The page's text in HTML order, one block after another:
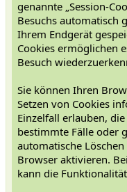
genannte „Session-
Besuchs automatisch
Ihrem Endgerät
Cookies ermöglichen
Besuch
Sie können Ihren
Setzen von Cookies
Einzelfall erlauben,
bestimmte Fälle oder
automatische
Browser aktivieren.
kann die